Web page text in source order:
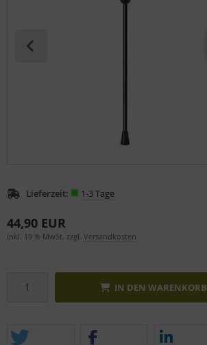
Lieferzeit: 1-3 Tage
44,90 EUR
inkl. 19 % MwSt. zzgl. Versandkosten
IN DEN WARENKORB